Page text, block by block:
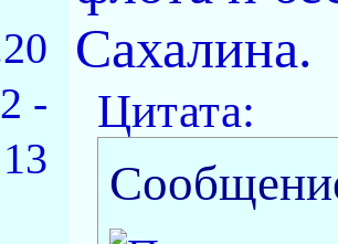
-
Сахалина.
Цитата: